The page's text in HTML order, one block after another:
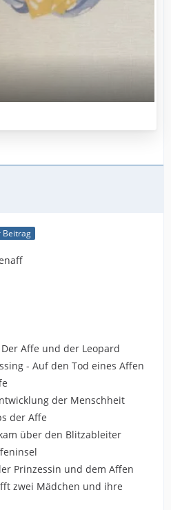
Beitrag
Affe und der Leopard
- Auf den Tod eines Affen
der Menschheit
der Affe
über den Blitzableiter
Prinzessin und dem Affen
zwei Mädchen und ihre